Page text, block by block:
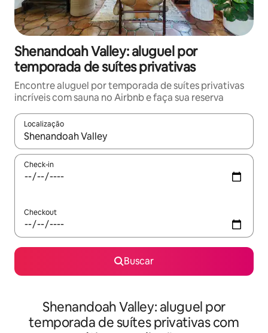
Shenandoah Valley: aluguel por
temporada de suítes privativas
Encontre aluguel por temporada de suítes privativas
incríveis com sauna no Airbnb e faça sua reserva
Localização
Quando os resultados estiverem disponíveis, explore-os
Check-in
Checkout
Buscar
Shenandoah Valley: aluguel por
temporada de suítes privativas com